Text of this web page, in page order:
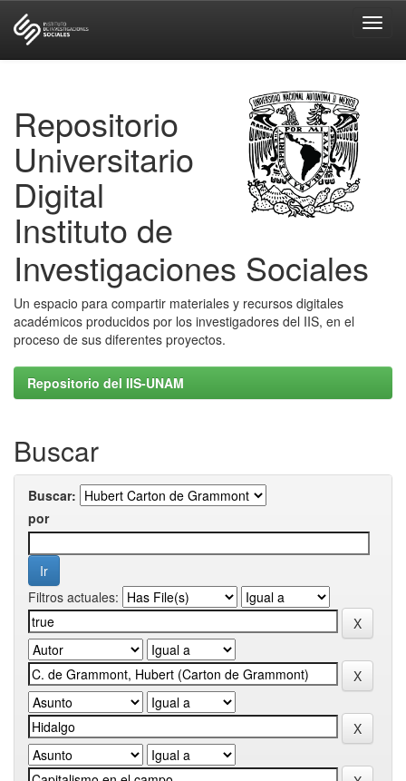
Repositorio
Universitario
Digital
Instituto de
Investigaciones Sociales
Un espacio para compartir materiales y recursos digitales
académicos producidos por los investigadores del IIS, en el
proceso de sus diferentes proyectos.
Repositorio del IIS-UNAM
Buscar
Buscar:
por
Filtros actuales: